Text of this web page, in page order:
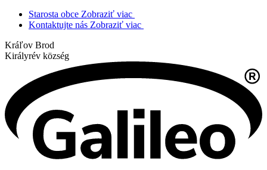
Starosta obce Zobraziť viac
Kontaktujte nás Zobraziť viac
Kráľov Brod
Királyrév község